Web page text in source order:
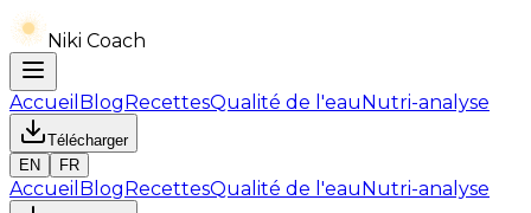
Niki Coach
Accueil BlogRecettesQualité de l'eauNutri-analyse
Télécharger
EN
FR
Accueil BlogRecettesQualité de l'eauNutri-analyse